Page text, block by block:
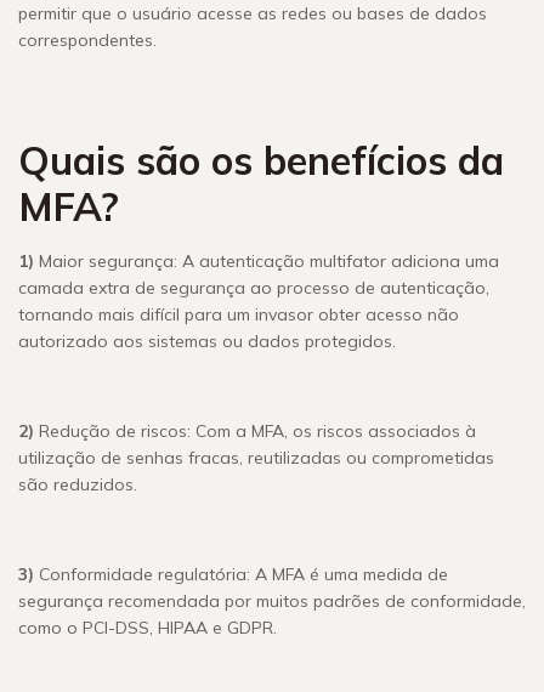
permitir que o usuário acesse as redes ou bases de dados
correspondentes.
Quais são os benefícios da
MFA?
1) Maior segurança: A autenticação multifator adiciona uma
camada extra de segurança ao processo de autenticação,
tornando mais difícil para um invasor obter acesso não
autorizado aos sistemas ou dados protegidos.
2) Redução de riscos: Com a MFA, os riscos associados à
utilização de senhas fracas, reutilizadas ou comprometidas
são reduzidos.
3) Conformidade regulatória: A MFA é uma medida de
segurança recomendada por muitos padrões de conformidade,
como o PCI-DSS, HIPAA e GDPR.